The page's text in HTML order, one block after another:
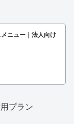
ニュー｜法人向け
プラン